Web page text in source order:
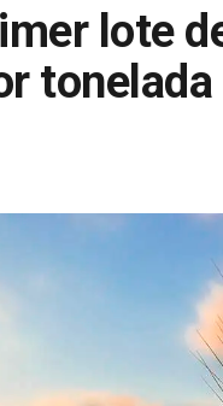
lote
tonelada